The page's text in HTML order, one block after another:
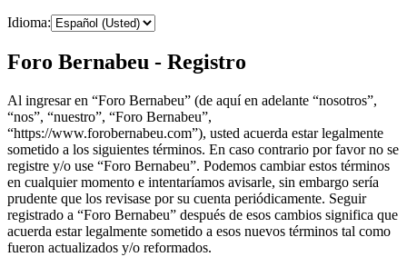
Idioma:
Foro Bernabeu - Registro
Al ingresar en “Foro Bernabeu” (de aquí en adelante “nosotros”,
“nos”, “nuestro”, “Foro Bernabeu”,
“https://www.forobernabeu.com”), usted acuerda estar legalmente
sometido a los siguientes términos. En caso contrario por favor no se
registre y/o use “Foro Bernabeu”. Podemos cambiar estos términos
en cualquier momento e intentaríamos avisarle, sin embargo sería
prudente que los revisase por su cuenta periódicamente. Seguir
registrado a “Foro Bernabeu” después de esos cambios significa que
acuerda estar legalmente sometido a esos nuevos términos tal como
fueron actualizados y/o reformados.